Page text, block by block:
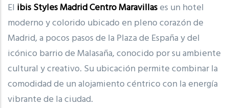
El ibis Styles Madrid Centro Maravillases un hotel
moderno y colorido ubicado en pleno corazón de
Madrid, a pocos pasos de la Plaza de Españay del
icónico barrio de Malasaña, conocido por su ambiente
cultural y creativo. Su ubicación permite combinar la
comodidad de un alojamiento céntrico con la energía
vibrante de la ciudad.